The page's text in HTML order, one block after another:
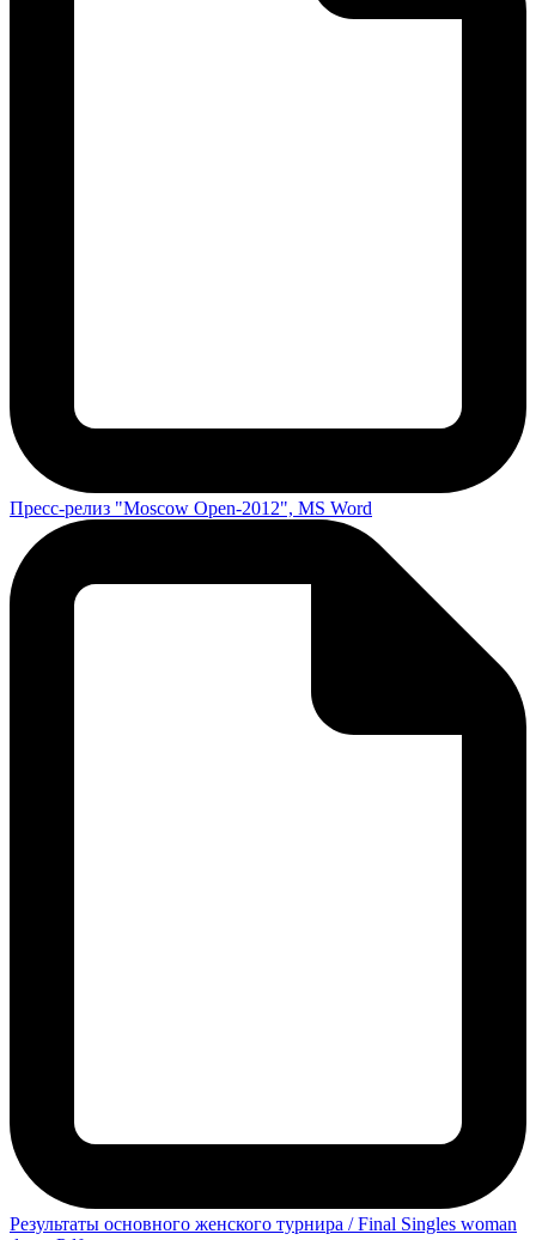
Пресс-релиз "Moscow Open-2012", MS Word
Результаты основного женского турнира / Final Singles woman